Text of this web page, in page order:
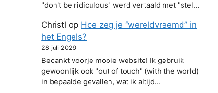
"don't be ridiculous" werd vertaald met "stel…
Christl op Hoe zeg je “wereldvreemd” in
het Engels?
28 juli 2026
Bedankt voorje mooie website! Ik gebruik
gewoonlijk ook "out of touch" (with the world)
in bepaalde gevallen, wat ik altijd…